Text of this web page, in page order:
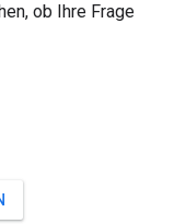
ob Ihre Frage